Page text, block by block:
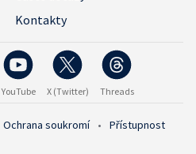
Kontakty
YouTube X (Twitter) Threads
Ochrana soukromí • Přístupnost